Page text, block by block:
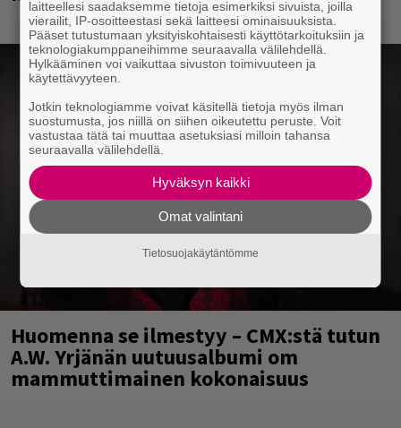
Huomenna se ilmestyy – CMX:stä tutun
A.W. Yrjänän uutuusalbumi om
mammuttimainen kokonaisuus
laitteellesi saadaksemme tietoja esimerkiksi sivuista, joilla
vierailit, IP-osoitteestasi sekä laitteesi ominaisuuksista.
Pääset tutustumaan yksityiskohtaisesti käyttötarkoituksiin ja
teknologiakumppaneihimme seuraavalla välilehdellä.
Hylkääminen voi vaikuttaa sivuston toimivuuteen ja
käytettävyyteen.
Jotkin teknologiamme voivat käsitellä tietoja myös ilman
suostumusta, jos niillä on siihen oikeutettu peruste. Voit
vastustaa tätä tai muuttaa asetuksiasi milloin tahansa
seuraavalla välilehdellä.
Hyväksyn kaikki
Omat valintani
Tietosuojakäytäntömme